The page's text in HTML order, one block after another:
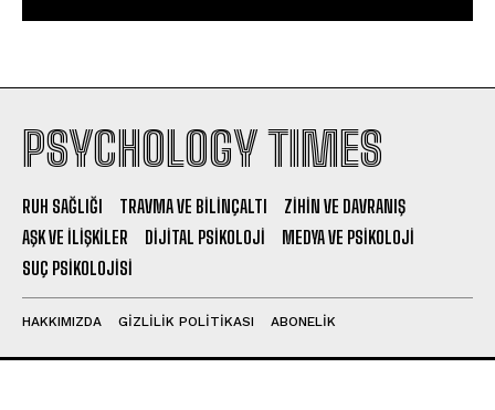
PSYCHOLOGY TIMES
RUH SAĞLIĞI TRAVMA VE BILINÇALTI
ZIHIN VE DAVRANIŞ
AŞK VE İLIŞKILER
DIJITAL PSIKOLOJI
MEDYA VE PSIKOLOJI
SUÇ PSIKOLOJISI
HAKKIMIZDA GIZLILIK POLITIKASI ABONELIK